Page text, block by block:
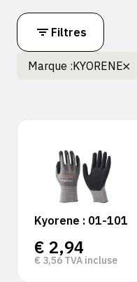
Filtres
Marque :KYORENE
Kyorene : 01-101
€ 2,94
€ 3,56 TVA incluse